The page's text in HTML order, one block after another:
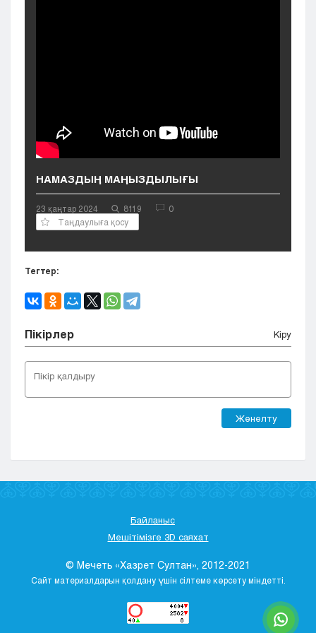
Уральск
Усть-Каменогорск
НАМАЗДЫҢ МАҢЫЗДЫЛЫҒЫ
23 қаңтар 2024 8119
0
Таңдаулыға қосу
Тегтер:
Пікірлер Кіру
Жөнелту
Байланыс
Мешітімізге 3D саяхат
© Мечеть «Хазрет Султан», 2012-2021
Сайт материалдарын қолдану үшін сілтеме көрсету міндетті.